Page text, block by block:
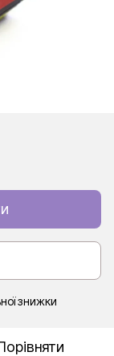
знижки